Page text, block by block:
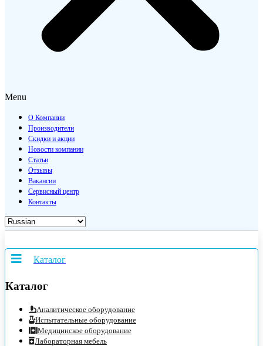
Menu
О Компании
Производители
Скидки и акции
Новости компании
Статьи
Отзывы
Вакансии
Сервисный центр
Контакты
Каталог
Каталог
Аналитическое оборудование
Испытательные оборудование
Медицинское оборудование
Лабораторная мебель